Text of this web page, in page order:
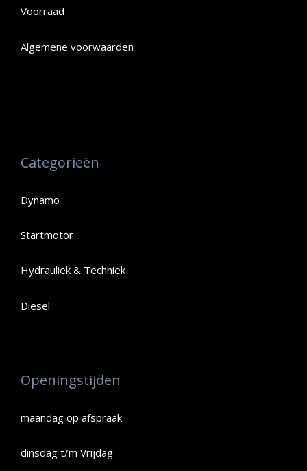
Voorraad
Algemene voorwaarden
Categorieën
Dynamo
Startmotor
Hydrauliek & Techniek
Diesel
Openingstijden
maandag op afspraak
dinsdag t/m Vrijdag